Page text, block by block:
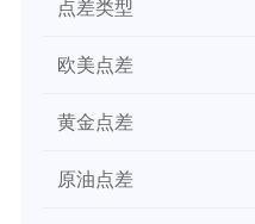
点差类型
欧美点差
黄金点差
原油点差